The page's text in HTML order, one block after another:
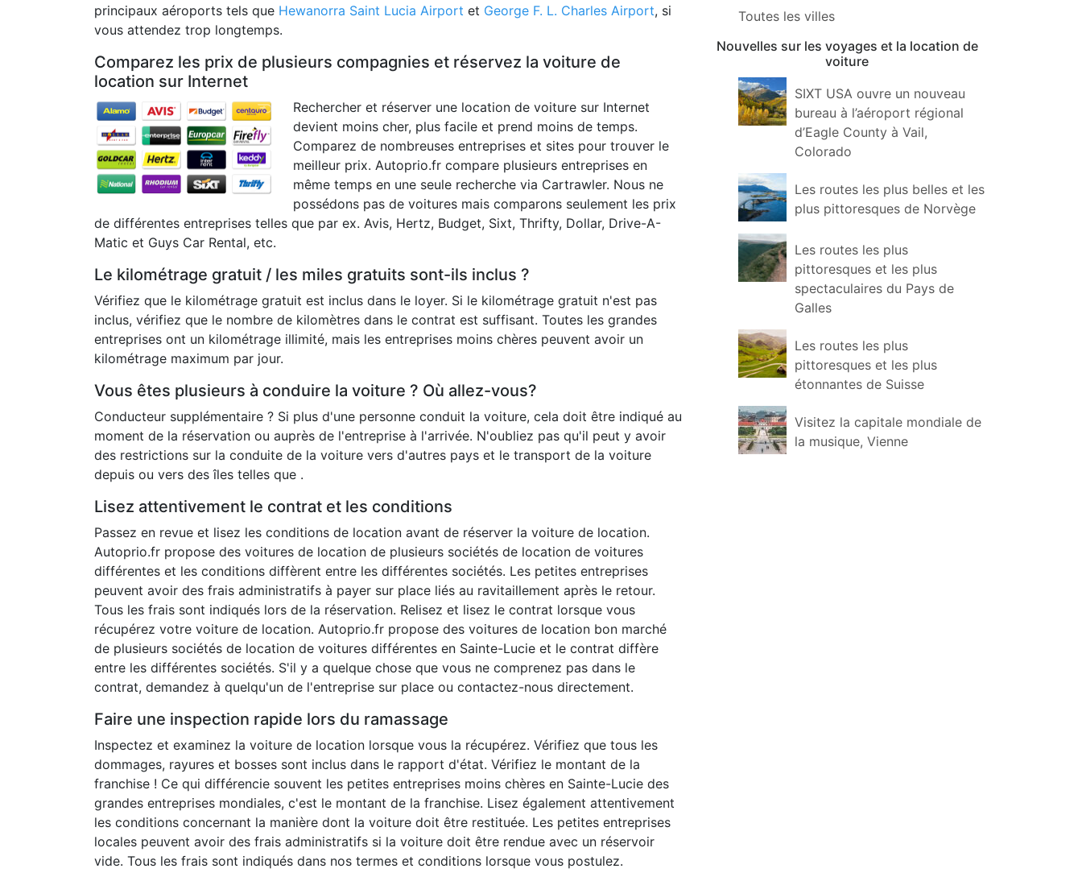
principaux aéroports tels que Hewanorra Saint Lucia Airport et George F. L. Charles Airport, si
vous attendez trop longtemps.
Comparez les prix de plusieurs compagnies et réservez la voiture de
location sur Internet
Rechercher et réserver une location de voiture sur Internet
devient moins cher, plus facile et prend moins de temps.
Comparez de nombreuses entreprises et sites pour trouver le
meilleur prix. Autoprio.fr compare plusieurs entreprises en
même temps en une seule recherche via Cartrawler. Nous ne
possédons pas de voitures mais comparons seulement les prix
de différentes entreprises telles que par ex. Avis, Hertz, Budget, Sixt, Thrifty, Dollar, Drive-A-
Matic et Guys Car Rental, etc.
Le kilométrage gratuit / les miles gratuits sont-ils inclus ?
Vérifiez que le kilométrage gratuit est inclus dans le loyer. Si le kilométrage gratuit n'est pas
inclus, vérifiez que le nombre de kilomètres dans le contrat est suffisant. Toutes les grandes
entreprises ont un kilométrage illimité, mais les entreprises moins chères peuvent avoir un
kilométrage maximum par jour.
Vous êtes plusieurs à conduire la voiture ? Où allez-vous?
Conducteur supplémentaire ? Si plus d'une personne conduit la voiture, cela doit être indiqué au
moment de la réservation ou auprès de l'entreprise à l'arrivée. N'oubliez pas qu'il peut y avoir
des restrictions sur la conduite de la voiture vers d'autres pays et le transport de la voiture
depuis ou vers des îles telles que .
Lisez attentivement le contrat et les conditions
Passez en revue et lisez les conditions de location avant de réserver la voiture de location.
Autoprio.fr propose des voitures de location de plusieurs sociétés de location de voitures
différentes et les conditions diffèrent entre les différentes sociétés. Les petites entreprises
peuvent avoir des frais administratifs à payer sur place liés au ravitaillement après le retour.
Tous les frais sont indiqués lors de la réservation. Relisez et lisez le contrat lorsque vous
récupérez votre voiture de location. Autoprio.fr propose des voitures de location bon marché
de plusieurs sociétés de location de voitures différentes en Sainte-Lucie et le contrat diffère
entre les différentes sociétés. S'il y a quelque chose que vous ne comprenez pas dans le
contrat, demandez à quelqu'un de l'entreprise sur place ou contactez-nous directement.
Faire une inspection rapide lors du ramassage
Inspectez et examinez la voiture de location lorsque vous la récupérez. Vérifiez que tous les
dommages, rayures et bosses sont inclus dans le rapport d'état. Vérifiez le montant de la
franchise ! Ce qui différencie souvent les petites entreprises moins chères en Sainte-Lucie des
grandes entreprises mondiales, c'est le montant de la franchise. Lisez également attentivement
les conditions concernant la manière dont la voiture doit être restituée. Les petites entreprises
locales peuvent avoir des frais administratifs si la voiture doit être rendue avec un réservoir
vide. Tous les frais sont indiqués dans nos termes et conditions lorsque vous postulez.
Toutes les villes
Nouvelles sur les voyages et la location de
voiture
SIXT USA ouvre un nouveau
bureau à l’aéroport régional
d’Eagle County à Vail,
Colorado
Les routes les plus belles et les
plus pittoresques de Norvège
Les routes les plus
pittoresques et les plus
spectaculaires du Pays de
Galles
Les routes les plus
pittoresques et les plus
étonnantes de Suisse
Visitez la capitale mondiale de
la musique, Vienne